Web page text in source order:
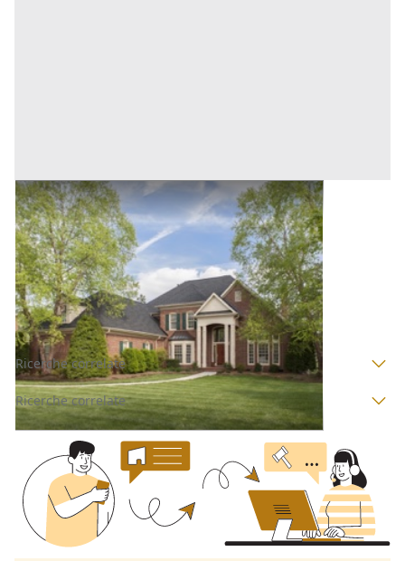
Villini all'asta a Padova
Solesino (Padova)
Offerta minima
127.500 € 170.000 €
Codice asta:AJ7422400
Asta chiusa
Ricerche correlate
Ricerche correlate